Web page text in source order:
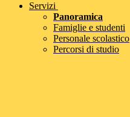
Servizi
Panoramica
Famiglie e studenti
Personale scolastico
Percorsi di studio